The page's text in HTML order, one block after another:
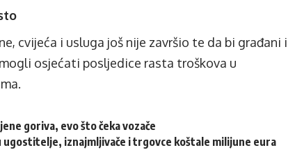
cvijeća i usluga još nije završio te da bi građani i
osjećati posljedice rasta troškova u
goriva, evo što čeka vozače
ugostitelje, iznajmljivače i trgovce koštale milijune eura